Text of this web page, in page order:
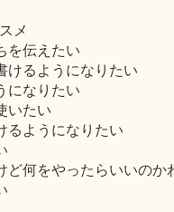
メ
を伝えたい
けるようになりたい
になりたい
いたい
るようになりたい
ど何をやったらいいのか